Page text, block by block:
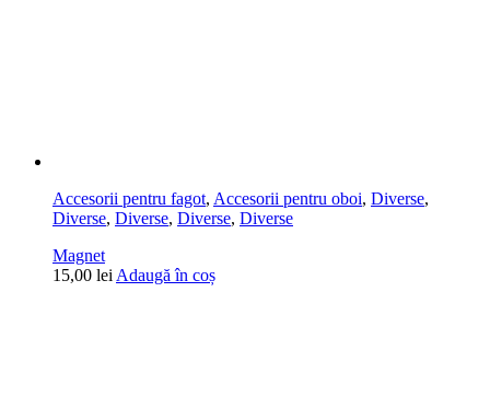
Accesorii pentru fagot, Accesorii pentru oboi, Diverse,
Diverse, Diverse, Diverse, Diverse
Magnet
15,00 lei Adaugă în coș